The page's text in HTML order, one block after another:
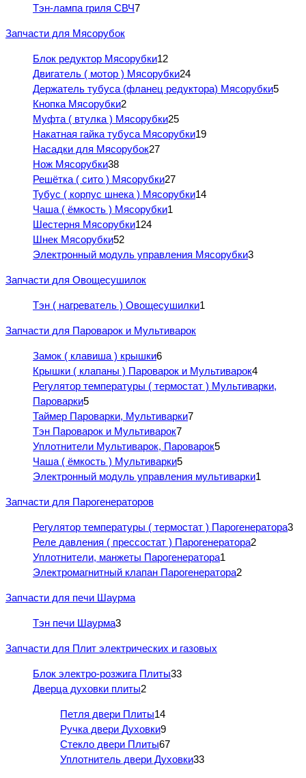
Тэн-лампа гриля СВЧ7
Запчасти для Мясорубок
Блок редуктор Мясорубки12
Двигатель ( мотор ) Мясорубки24
Держатель тубуса (фланец редуктора) Мясорубки5
Кнопка Мясорубки2
Муфта ( втулка ) Мясорубки25
Накатная гайка тубуса Мясорубки19
Насадки для Мясорубок27
Нож Мясорубки38
Решётка ( сито ) Мясорубки27
Тубус ( корпус шнека ) Мясорубки14
Чаша ( ёмкость ) Мясорубки1
Шестерня Мясорубки124
Шнек Мясорубки52
Электронный модуль управления Мясорубки3
Запчасти для Овощесушилок
Тэн ( нагреватель ) Овощесушилки1
Запчасти для Пароварок и Мультиварок
Замок ( клавиша ) крышки6
Крышки ( клапаны ) Пароварок и Мультиварок4
Регулятор температуры ( термостат ) Мультиварки,
Пароварки5
Таймер Пароварки, Мультиварки7
Тэн Пароварок и Мультиварок7
Уплотнители Мультиварок, Пароварок5
Чаша ( ёмкость ) Мультиварки5
Электронный модуль управления мультиварки1
Запчасти для Парогенераторов
Регулятор температуры ( термостат ) Парогенератора3
Реле давления ( прессостат ) Парогенератора2
Уплотнители, манжеты Парогенератора1
Электромагнитный клапан Парогенератора2
Запчасти для печи Шаурма
Тэн печи Шаурма3
Запчасти для Плит электрических и газовых
Блок электро-розжига Плиты33
Дверца духовки плиты2
Петля двери Плиты14
Ручка двери Духовки9
Стекло двери Плиты67
Уплотнитель двери Духовки33